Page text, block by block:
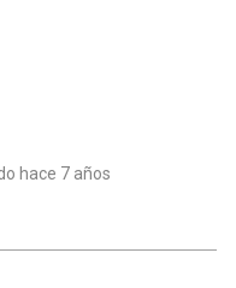
hace 7 años